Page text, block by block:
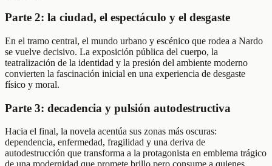
Parte 2: la ciudad, el espectáculo y el desgaste
En el tramo central, el mundo urbano y escénico que rodea a Nardo
se vuelve decisivo. La exposición pública del cuerpo, la
teatralización de la identidad y la presión del ambiente moderno
convierten la fascinación inicial en una experiencia de desgaste
físico y moral.
Parte 3: decadencia y pulsión autodestructiva
Hacia el final, la novela acentúa sus zonas más oscuras:
dependencia, enfermedad, fragilidad y una deriva de
autodestrucción que transforma a la protagonista en emblema trágico